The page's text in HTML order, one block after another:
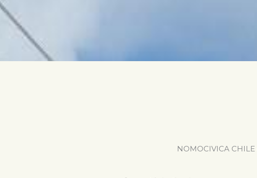
NOMOCIVICA